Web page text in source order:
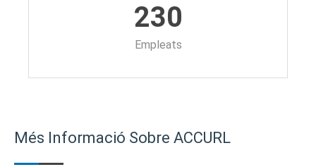
230
Empleats
Més Informació Sobre ACCURL